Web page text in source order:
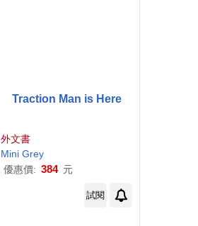
Traction Man is Here
外文書
Mini Grey
優惠價: 384 元
試閱